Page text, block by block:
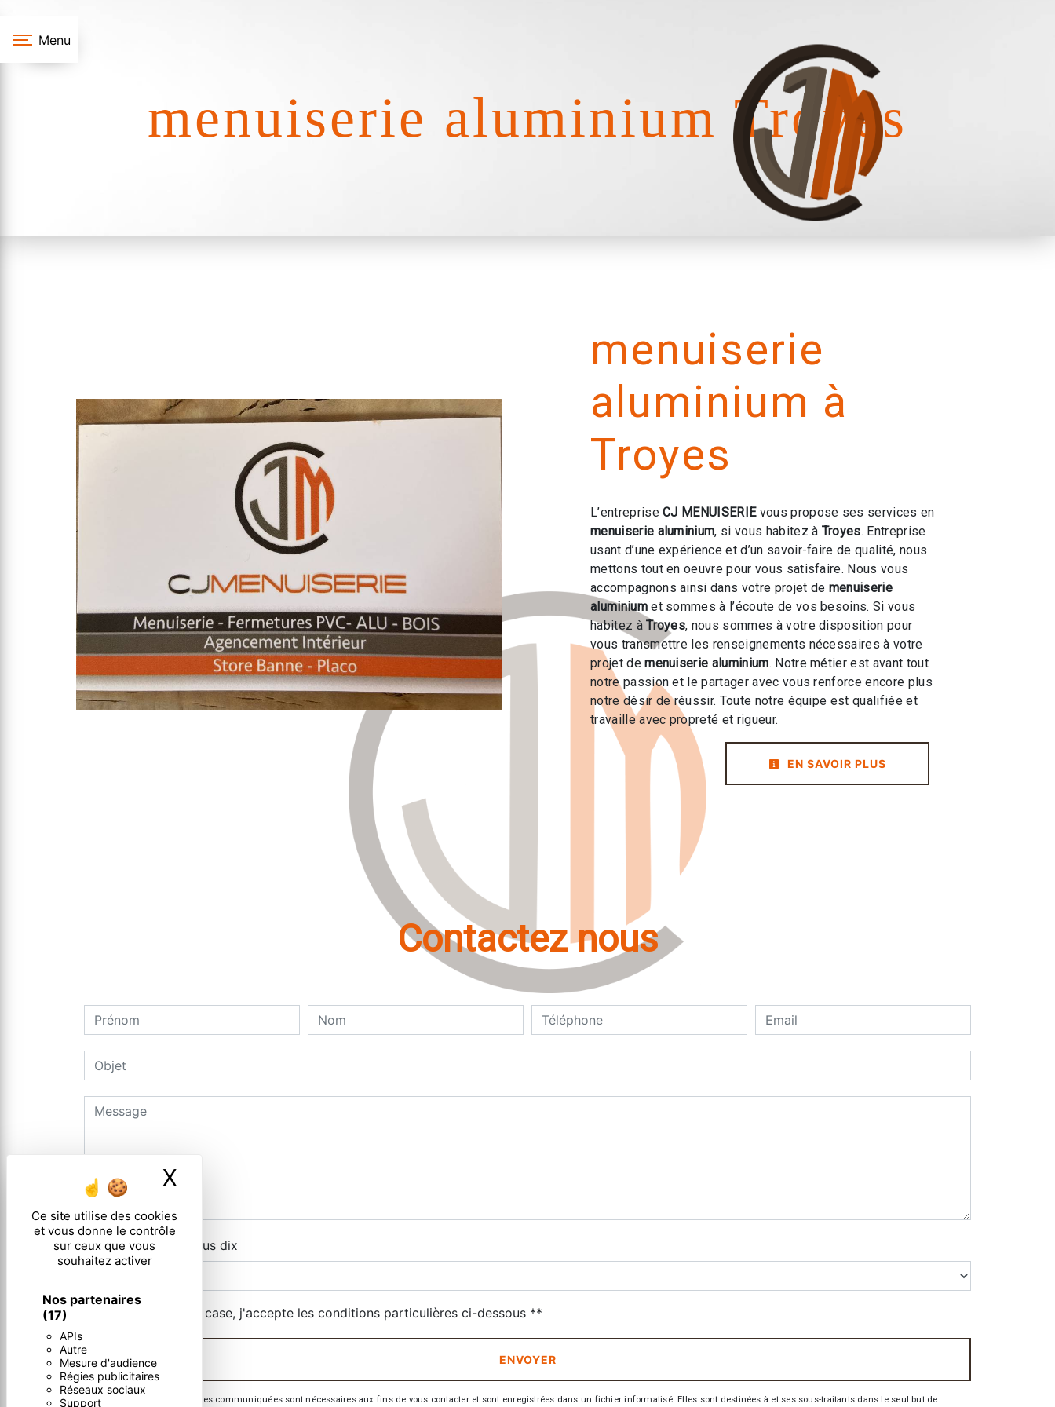
Ce site utilise des cookies
et vous donne le contrôle
sur ceux que vous
souhaitez activer
Nos partenaires
(17)
APIs
Autre
Mesure d'audience
Régies publicitaires
Réseaux sociaux
Support
X
Menu
menuiserie aluminium Troyes
menuiserie
aluminium à
Troyes
L’entrepriseCJ MENUISERIEvous propose ses services en
menuiserie aluminium, si vous habitez à Troyes. Entreprise
usant d’une expérience et d’un savoir-faire de qualité, nous
mettons tout en oeuvre pour vous satisfaire. Nous vous
accompagnons ainsi dans votre projet de menuiserie
aluminiumet sommes à l’écoute de vos besoins. Si vous
habitez àTroyes, nous sommes à votre disposition pour
vous transmettre les renseignements nécessaires à votre
projet demenuiserie aluminium. Notre métier est avant tout
notre passion et le partager avec vous renforce encore plus
notre désir de réussir. Toute notre équipe est qualifiée et
travaille avec propreté et rigueur.
EN SAVOIR PLUS
Contactez nous
Combien font dix plus dix
En cochant cette case, j'accepte les conditions particulières ci-dessous **
ENVOYER
** Les données personnelles communiquées sont nécessaires aux fins de vous contacter et sont enregistrées dans un fichier informatisé. Elles sont destinées à et ses sous-traitants dans le seul but de